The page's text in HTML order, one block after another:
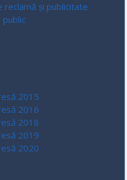
reclamă și publicitate
2015
2016
2018
2019
2020